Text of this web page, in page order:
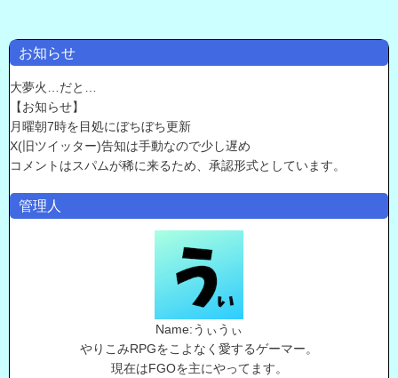
お知らせ
大夢火…だと…
【お知らせ】
月曜朝7時を目処にぼちぼち更新
X(旧ツイッター)告知は手動なので少し遅め
コメントはスパムが稀に来るため、承認形式としています。
管理人
Name:うぃうぃ
やりこみRPGをこよなく愛するゲーマー。
現在はFGOを主にやってます。